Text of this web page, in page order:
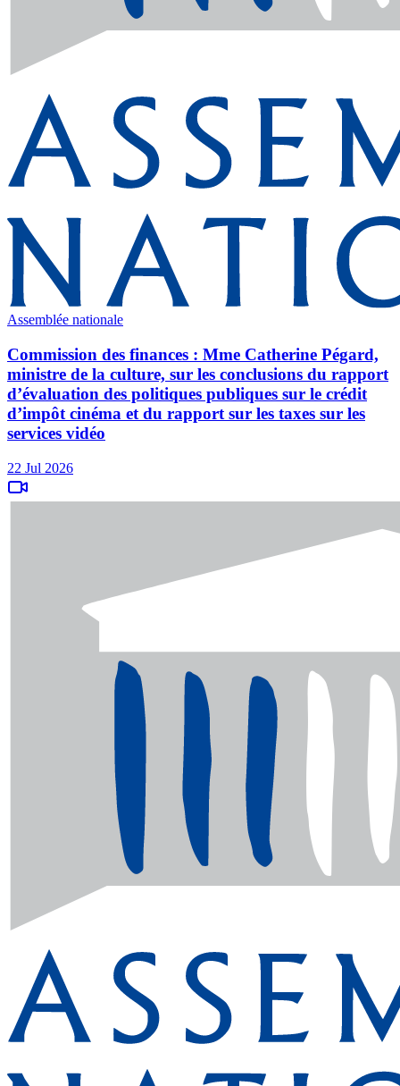
Assemblée nationale
Commission des finances : Mme Catherine Pégard,
ministre de la culture, sur les conclusions du rapport
d’évaluation des politiques publiques sur le crédit
d’impôt cinéma et du rapport sur les taxes sur les
services vidéo
22 Jul 2026